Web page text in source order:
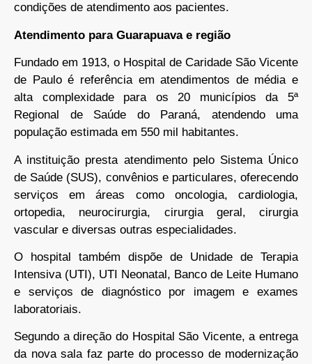
condições de atendimento aos pacientes.
Atendimento para Guarapuava e região
Fundado em 1913, o Hospital de Caridade São Vicente
de Paulo é referência em atendimentos de média e
alta complexidade para os 20 municípios da 5ª
Regional de Saúde do Paraná, atendendo uma
população estimada em 550 mil habitantes.
A instituição presta atendimento pelo Sistema Único
de Saúde (SUS), convênios e particulares, oferecendo
serviços em áreas como oncologia, cardiologia,
ortopedia, neurocirurgia, cirurgia geral, cirurgia
vascular e diversas outras especialidades.
O hospital também dispõe de Unidade de Terapia
Intensiva (UTI), UTI Neonatal, Banco de Leite Humano
e serviços de diagnóstico por imagem e exames
laboratoriais.
Segundo a direção do Hospital São Vicente, a entrega
da nova sala faz parte do processo de modernização